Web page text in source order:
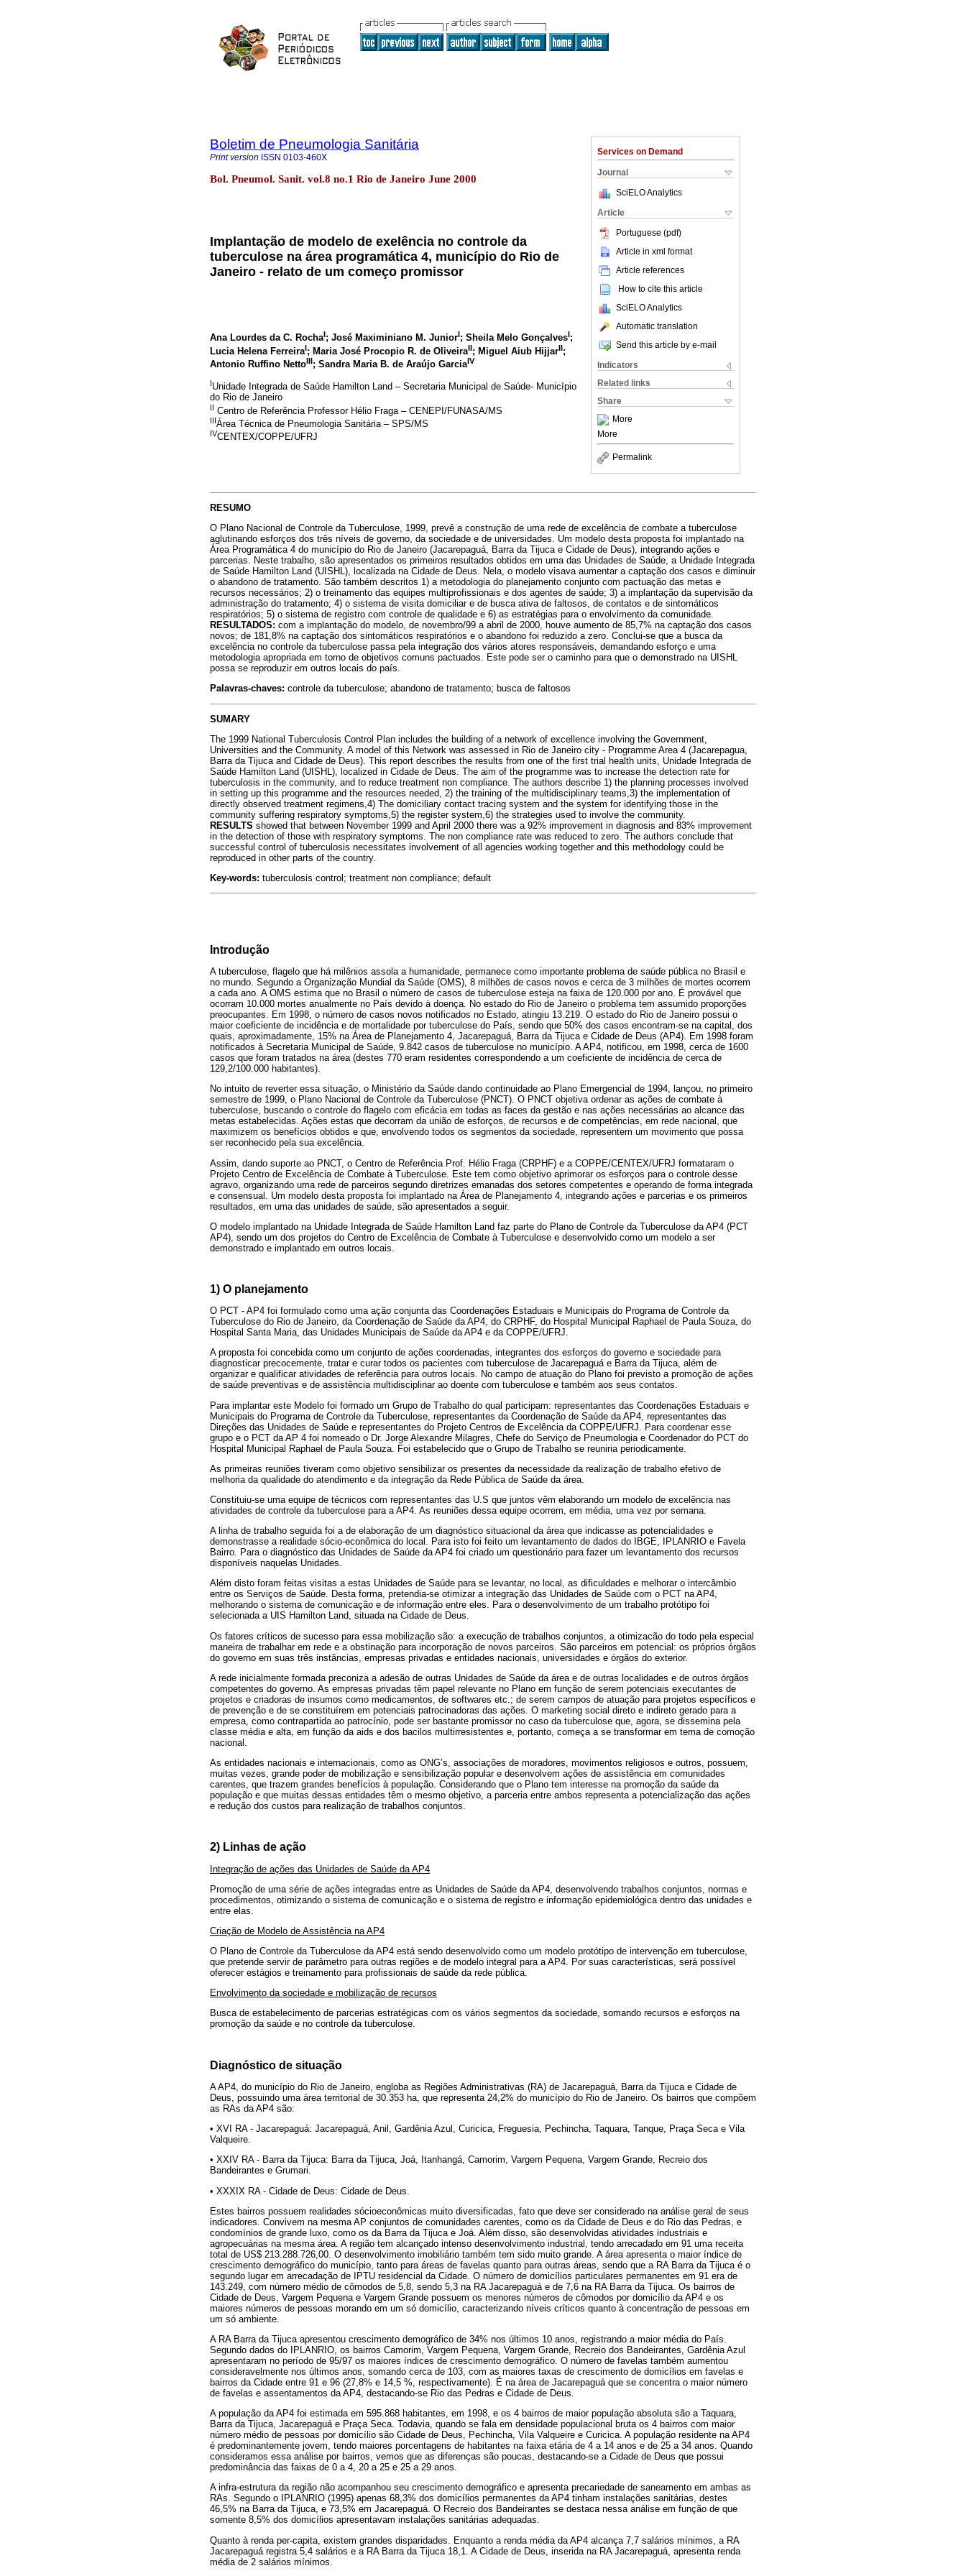
Services on Demand
Journal
SciELO Analytics
Article
Portuguese (pdf)
Article in xml format
Article references
How to cite this article
SciELO Analytics
Automatic translation
Send this article by e-mail
Indicators
Related links
Share
More
More
Permalink
Boletim de Pneumologia Sanitária
Print version ISSN 0103-460X
Bol. Pneumol. Sanit. vol.8 no.1 Rio de Janeiro June 2000
Implantação de modelo de exelência no controle da
tuberculose na área programática 4, município do Rio de
Janeiro - relato de um começo promissor
Ana Lourdes da C. RochaI; José Maximiniano M. JuniorI; Sheila Melo GonçalvesI;
Lucia Helena FerreiraI; Maria José Procopio R. de OliveiraII; Miguel Aiub HijjarII;
Antonio Ruffino NettoIII; Sandra Maria B. de Araújo GarciaIV
IUnidade Integrada de Saúde Hamilton Land – Secretaria Municipal de Saúde- Município
do Rio de Janeiro
II Centro de Referência Professor Hélio Fraga – CENEPI/FUNASA/MS
IIIÁrea Técnica de Pneumologia Sanitária – SPS/MS
IVCENTEX/COPPE/UFRJ
RESUMO
O Plano Nacional de Controle da Tuberculose, 1999, prevê a construção de uma rede de excelência de combate a tuberculose
aglutinando esforços dos três níveis de governo, da sociedade e de universidades. Um modelo desta proposta foi implantado na
Área Programática 4 do município do Rio de Janeiro (Jacarepaguá, Barra da Tijuca e Cidade de Deus), integrando ações e
parcerias. Neste trabalho, são apresentados os primeiros resultados obtidos em uma das Unidades de Saúde, a Unidade Integrada
de Saúde Hamilton Land (UISHL), localizada na Cidade de Deus. Nela, o modelo visava aumentar a captação dos casos e diminuir
o abandono de tratamento. São também descritos 1) a metodologia do planejamento conjunto com pactuação das metas e
recursos necessários; 2) o treinamento das equipes multiprofissionais e dos agentes de saúde; 3) a implantação da supervisão da
administração do tratamento; 4) o sistema de visita domiciliar e de busca ativa de faltosos, de contatos e de sintomáticos
respiratórios; 5) o sistema de registro com controle de qualidade e 6) as estratégias para o envolvimento da comunidade.
RESULTADOS: com a implantação do modelo, de novembro/99 a abril de 2000, houve aumento de 85,7% na captação dos casos
novos; de 181,8% na captação dos sintomáticos respiratórios e o abandono foi reduzido a zero. Conclui-se que a busca da
excelência no controle da tuberculose passa pela integração dos vários atores responsáveis, demandando esforço e uma
metodologia apropriada em torno de objetivos comuns pactuados. Este pode ser o caminho para que o demonstrado na UISHL
possa se reproduzir em outros locais do país.
Palavras-chaves: controle da tuberculose; abandono de tratamento; busca de faltosos
SUMARY
The 1999 National Tuberculosis Control Plan includes the building of a network of excellence involving the Government,
Universities and the Community. A model of this Network was assessed in Rio de Janeiro city - Programme Area 4 (Jacarepagua,
Barra da Tijuca and Cidade de Deus). This report describes the results from one of the first trial health units, Unidade Integrada de
Saúde Hamilton Land (UISHL), localized in Cidade de Deus. The aim of the programme was to increase the detection rate for
tuberculosis in the community, and to reduce treatment non compliance. The authors describe 1) the planning processes involved
in setting up this programme and the resources needed, 2) the training of the multidisciplinary teams,3) the implementation of
directly observed treatment regimens,4) The domiciliary contact tracing system and the system for identifying those in the
community suffering respiratory symptoms,5) the register system,6) the strategies used to involve the community.
RESULTS showed that between November 1999 and April 2000 there was a 92% improvement in diagnosis and 83% improvement
in the detection of those with respiratory symptoms. The non compliance rate was reduced to zero. The authors conclude that
successful control of tuberculosis necessitates involvement of all agencies working together and this methodology could be
reproduced in other parts of the country.
Key-words: tuberculosis control; treatment non compliance; default
Introdução
A tuberculose, flagelo que há milênios assola a humanidade, permanece como importante problema de saúde pública no Brasil e
no mundo. Segundo a Organização Mundial da Saúde (OMS), 8 milhões de casos novos e cerca de 3 milhões de mortes ocorrem
a cada ano. A OMS estima que no Brasil o número de casos de tuberculose esteja na faixa de 120.000 por ano. É provável que
ocorram 10.000 mortes anualmente no País devido à doença. No estado do Rio de Janeiro o problema tem assumido proporções
preocupantes. Em 1998, o número de casos novos notificados no Estado, atingiu 13.219. O estado do Rio de Janeiro possui o
maior coeficiente de incidência e de mortalidade por tuberculose do País, sendo que 50% dos casos encontram-se na capital, dos
quais, aproximadamente, 15% na Área de Planejamento 4, Jacarepaguá, Barra da Tijuca e Cidade de Deus (AP4). Em 1998 foram
notificados à Secretaria Municipal de Saúde, 9.842 casos de tuberculose no município. A AP4, notificou, em 1998, cerca de 1600
casos que foram tratados na área (destes 770 eram residentes correspondendo a um coeficiente de incidência de cerca de
129,2/100.000 habitantes).
No intuito de reverter essa situação, o Ministério da Saúde dando continuidade ao Plano Emergencial de 1994, lançou, no primeiro
semestre de 1999, o Plano Nacional de Controle da Tuberculose (PNCT). O PNCT objetiva ordenar as ações de combate à
tuberculose, buscando o controle do flagelo com eficácia em todas as faces da gestão e nas ações necessárias ao alcance das
metas estabelecidas. Ações estas que decorram da união de esforços, de recursos e de competências, em rede nacional, que
maximizem os benefícios obtidos e que, envolvendo todos os segmentos da sociedade, representem um movimento que possa
ser reconhecido pela sua excelência.
Assim, dando suporte ao PNCT, o Centro de Referência Prof. Hélio Fraga (CRPHF) e a COPPE/CENTEX/UFRJ formataram o
Projeto Centro de Excelência de Combate à Tuberculose. Este tem como objetivo aprimorar os esforços para o controle desse
agravo, organizando uma rede de parceiros segundo diretrizes emanadas dos setores competentes e operando de forma integrada
e consensual. Um modelo desta proposta foi implantado na Área de Planejamento 4, integrando ações e parcerias e os primeiros
resultados, em uma das unidades de saúde, são apresentados a seguir.
O modelo implantado na Unidade Integrada de Saúde Hamilton Land faz parte do Plano de Controle da Tuberculose da AP4 (PCT
AP4), sendo um dos projetos do Centro de Excelência de Combate à Tuberculose e desenvolvido como um modelo a ser
demonstrado e implantado em outros locais.
1) O planejamento
O PCT - AP4 foi formulado como uma ação conjunta das Coordenações Estaduais e Municipais do Programa de Controle da
Tuberculose do Rio de Janeiro, da Coordenação de Saúde da AP4, do CRPHF, do Hospital Municipal Raphael de Paula Souza, do
Hospital Santa Maria, das Unidades Municipais de Saúde da AP4 e da COPPE/UFRJ.
A proposta foi concebida como um conjunto de ações coordenadas, integrantes dos esforços do governo e sociedade para
diagnosticar precocemente, tratar e curar todos os pacientes com tuberculose de Jacarepaguá e Barra da Tijuca, além de
organizar e qualificar atividades de referência para outros locais. No campo de atuação do Plano foi previsto a promoção de ações
de saúde preventivas e de assistência multidisciplinar ao doente com tuberculose e também aos seus contatos.
Para implantar este Modelo foi formado um Grupo de Trabalho do qual participam: representantes das Coordenações Estaduais e
Municipais do Programa de Controle da Tuberculose, representantes da Coordenação de Saúde da AP4, representantes das
Direções das Unidades de Saúde e representantes do Projeto Centros de Excelência da COPPE/UFRJ. Para coordenar esse
grupo e o PCT da AP 4 foi nomeado o Dr. Jorge Alexandre Milagres, Chefe do Serviço de Pneumologia e Coordenador do PCT do
Hospital Municipal Raphael de Paula Souza. Foi estabelecido que o Grupo de Trabalho se reuniria periodicamente.
As primeiras reuniões tiveram como objetivo sensibilizar os presentes da necessidade da realização de trabalho efetivo de
melhoria da qualidade do atendimento e da integração da Rede Pública de Saúde da área.
Constituiu-se uma equipe de técnicos com representantes das U.S que juntos vêm elaborando um modelo de excelência nas
atividades de controle da tuberculose para a AP4. As reuniões dessa equipe ocorrem, em média, uma vez por semana.
A linha de trabalho seguida foi a de elaboração de um diagnóstico situacional da área que indicasse as potencialidades e
demonstrasse a realidade sócio-econômica do local. Para isto foi feito um levantamento de dados do IBGE, IPLANRIO e Favela
Bairro. Para o diagnóstico das Unidades de Saúde da AP4 foi criado um questionário para fazer um levantamento dos recursos
disponíveis naquelas Unidades.
Além disto foram feitas visitas a estas Unidades de Saúde para se levantar, no local, as dificuldades e melhorar o intercâmbio
entre os Serviços de Saúde. Desta forma, pretendia-se otimizar a integração das Unidades de Saúde com o PCT na AP4,
melhorando o sistema de comunicação e de informação entre eles. Para o desenvolvimento de um trabalho protótipo foi
selecionada a UIS Hamilton Land, situada na Cidade de Deus.
Os fatores críticos de sucesso para essa mobilização são: a execução de trabalhos conjuntos, a otimizacão do todo pela especial
maneira de trabalhar em rede e a obstinação para incorporação de novos parceiros. São parceiros em potencial: os próprios órgãos
do governo em suas três instâncias, empresas privadas e entidades nacionais, universidades e órgãos do exterior.
A rede inicialmente formada preconiza a adesão de outras Unidades de Saúde da área e de outras localidades e de outros órgãos
competentes do governo. As empresas privadas têm papel relevante no Plano em função de serem potenciais executantes de
projetos e criadoras de insumos como medicamentos, de softwares etc.; de serem campos de atuação para projetos específicos e
de prevenção e de se constituírem em potenciais patrocinadoras das ações. O marketing social direto e indireto gerado para a
empresa, como contrapartida ao patrocínio, pode ser bastante promissor no caso da tuberculose que, agora, se dissemina pela
classe média e alta, em função da aids e dos bacilos multirresistentes e, portanto, começa a se transformar em tema de comoção
nacional.
As entidades nacionais e internacionais, como as ONG’s, associações de moradores, movimentos religiosos e outros, possuem,
muitas vezes, grande poder de mobilização e sensibilização popular e desenvolvem ações de assistência em comunidades
carentes, que trazem grandes benefícios à população. Considerando que o Plano tem interesse na promoção da saúde da
população e que muitas dessas entidades têm o mesmo objetivo, a parceria entre ambos representa a potencialização das ações
e redução dos custos para realização de trabalhos conjuntos.
2) Linhas de ação
Integração de ações das Unidades de Saúde da AP4
Promoção de uma série de ações integradas entre as Unidades de Saúde da AP4, desenvolvendo trabalhos conjuntos, normas e
procedimentos, otimizando o sistema de comunicação e o sistema de registro e informação epidemiológica dentro das unidades e
entre elas.
Criação de Modelo de Assistência na AP4
O Plano de Controle da Tuberculose da AP4 está sendo desenvolvido como um modelo protótipo de intervenção em tuberculose,
que pretende servir de parâmetro para outras regiões e de modelo integral para a AP4. Por suas características, será possível
oferecer estágios e treinamento para profissionais de saúde da rede pública.
Envolvimento da sociedade e mobilização de recursos
Busca de estabelecimento de parcerias estratégicas com os vários segmentos da sociedade, somando recursos e esforços na
promoção da saúde e no controle da tuberculose.
Diagnóstico de situação
A AP4, do município do Rio de Janeiro, engloba as Regiões Administrativas (RA) de Jacarepaguá, Barra da Tijuca e Cidade de
Deus, possuindo uma área territorial de 30.353 ha, que representa 24,2% do município do Rio de Janeiro. Os bairros que compõem
as RAs da AP4 são:
• XVI RA - Jacarepaguá: Jacarepaguá, Anil, Gardênia Azul, Curicica, Freguesia, Pechincha, Taquara, Tanque, Praça Seca e Vila
Valqueire.
• XXIV RA - Barra da Tijuca: Barra da Tijuca, Joá, Itanhangá, Camorim, Vargem Pequena, Vargem Grande, Recreio dos
Bandeirantes e Grumari.
• XXXIX RA - Cidade de Deus: Cidade de Deus.
Estes bairros possuem realidades sócioeconômicas muito diversificadas, fato que deve ser considerado na análise geral de seus
indicadores. Convivem na mesma AP conjuntos de comunidades carentes, como os da Cidade de Deus e do Rio das Pedras, e
condomínios de grande luxo, como os da Barra da Tijuca e Joá. Além disso, são desenvolvidas atividades industriais e
agropecuárias na mesma área. A região tem alcançado intenso desenvolvimento industrial, tendo arrecadado em 91 uma receita
total de US$ 213.288.726,00. O desenvolvimento imobiliário também tem sido muito grande. A área apresenta o maior índice de
crescimento demográfico do município, tanto para áreas de favelas quanto para outras áreas, sendo que a RA Barra da Tijuca é o
segundo lugar em arrecadação de IPTU residencial da Cidade. O número de domicílios particulares permanentes em 91 era de
143.249, com número médio de cômodos de 5,8, sendo 5,3 na RA Jacarepaguá e de 7,6 na RA Barra da Tijuca. Os bairros de
Cidade de Deus, Vargem Pequena e Vargem Grande possuem os menores números de cômodos por domicílio da AP4 e os
maiores números de pessoas morando em um só domicílio, caracterizando níveis críticos quanto à concentração de pessoas em
um só ambiente.
A RA Barra da Tijuca apresentou crescimento demográfico de 34% nos últimos 10 anos, registrando a maior média do País.
Segundo dados do IPLANRIO, os bairros Camorim, Vargem Pequena, Vargem Grande, Recreio dos Bandeirantes, Gardênia Azul
apresentaram no período de 95/97 os maiores índices de crescimento demográfico. O número de favelas também aumentou
consideravelmente nos últimos anos, somando cerca de 103, com as maiores taxas de crescimento de domicílios em favelas e
bairros da Cidade entre 91 e 96 (27,8% e 14,5 %, respectivamente). É na área de Jacarepaguá que se concentra o maior número
de favelas e assentamentos da AP4, destacando-se Rio das Pedras e Cidade de Deus.
A população da AP4 foi estimada em 595.868 habitantes, em 1998, e os 4 bairros de maior população absoluta são a Taquara,
Barra da Tijuca, Jacarepaguá e Praça Seca. Todavia, quando se fala em densidade populacional bruta os 4 bairros com maior
número médio de pessoas por domicílio são Cidade de Deus, Pechincha, Vila Valqueire e Curicica. A população residente na AP4
é predominantemente jovem, tendo maiores porcentagens de habitantes na faixa etária de 4 a 14 anos e de 25 a 34 anos. Quando
consideramos essa análise por bairros, vemos que as diferenças são poucas, destacando-se a Cidade de Deus que possui
predominância das faixas de 0 a 4, 20 a 25 e 25 a 29 anos.
A infra-estrutura da região não acompanhou seu crescimento demográfico e apresenta precariedade de saneamento em ambas as
RAs. Segundo o IPLANRIO (1995) apenas 68,3% dos domicílios permanentes da AP4 tinham instalações sanitárias, destes
46,5% na Barra da Tijuca, e 73,5% em Jacarepaguá. O Recreio dos Bandeirantes se destaca nessa análise em função de que
somente 8,5% dos domicílios apresentavam instalações sanitárias adequadas.
Quanto à renda per-capita, existem grandes disparidades. Enquanto a renda média da AP4 alcança 7,7 salários mínimos, a RA
Jacarepaguá registra 5,4 salários e a RA Barra da Tijuca 18,1. A Cidade de Deus, inserida na RA Jacarepaguá, apresenta renda
média de 2 salários mínimos.